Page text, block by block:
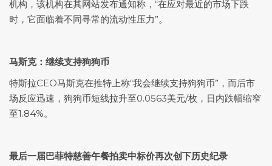
机构，该机构在其网站发布通知称，“在应对最近的市场下跌
时，它面临着不同寻常的流动性压力”。
马斯克：继续支持狗狗币
特斯拉CEO马斯克在推特上称“我会继续支持狗狗币”，而后市
场反应迅速，狗狗币短线拉升至0.0563美元/枚，日内跌幅缩窄
至1.84%。
最后一届巴菲特慈善午餐拍卖中标价再次创下历史纪录